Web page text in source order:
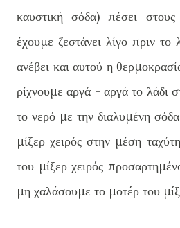
καυστική σόδα) πέσει
έχουμε ζεστάνει λίγο πριν
ανέβει και αυτού η
ρίχνουμε αργά - αργά το λάδι
το νερό με την διαλυμένη
μίξερ χειρός στην μέση
του μίξερ χειρός
μη χαλάσουμε το μοτέρ του